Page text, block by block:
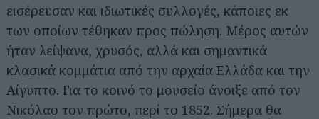
εισέρευσαν και ιδιωτικές συλλογές, κάποιες εκ
των οποίων τέθηκαν προς πώληση. Μέρος αυτών
ήταν λείψανα, χρυσός, αλλά και σημαντικά
κλασικά κομμάτια από την αρχαία Ελλάδα και την
Αίγυπτο. Για το κοινό το μουσείο άνοιξε από τον
Νικόλαο τον πρώτο, περί το 1852. Σήμερα θα